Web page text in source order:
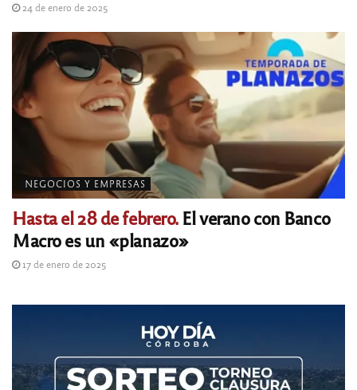
24 de enero de 2025
NEGOCIOS Y EMPRESAS
Hasta el 28 de febrero.El verano con Banco
Macro es un «planazo»
17 de enero de 2025